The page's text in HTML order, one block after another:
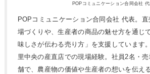
POPコミュニケーション合同会社 代
POPコミュニケーション合同会社 代表。
場づくりや、生産者の商品の魅せ方を通じ
味しさが伝わる売り方」を支援しています
里中央の産直店での現場経験。社員2名・
舗で、農産物の価値や生産者の想いを伝え